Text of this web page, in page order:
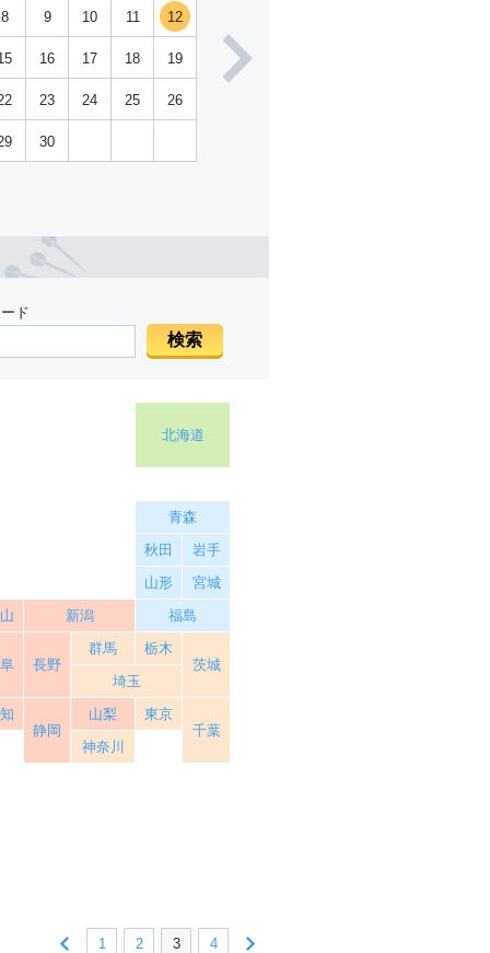
8 9 10 11 12
16 17 18 19
23 24 25 26
30
ド
北海道
青森
秋田
岩手
山形
宮城
新潟 福島
長野
群馬
栃木
茨城
埼玉
静岡
山梨
東京
千葉
神奈川
1 2 3 4